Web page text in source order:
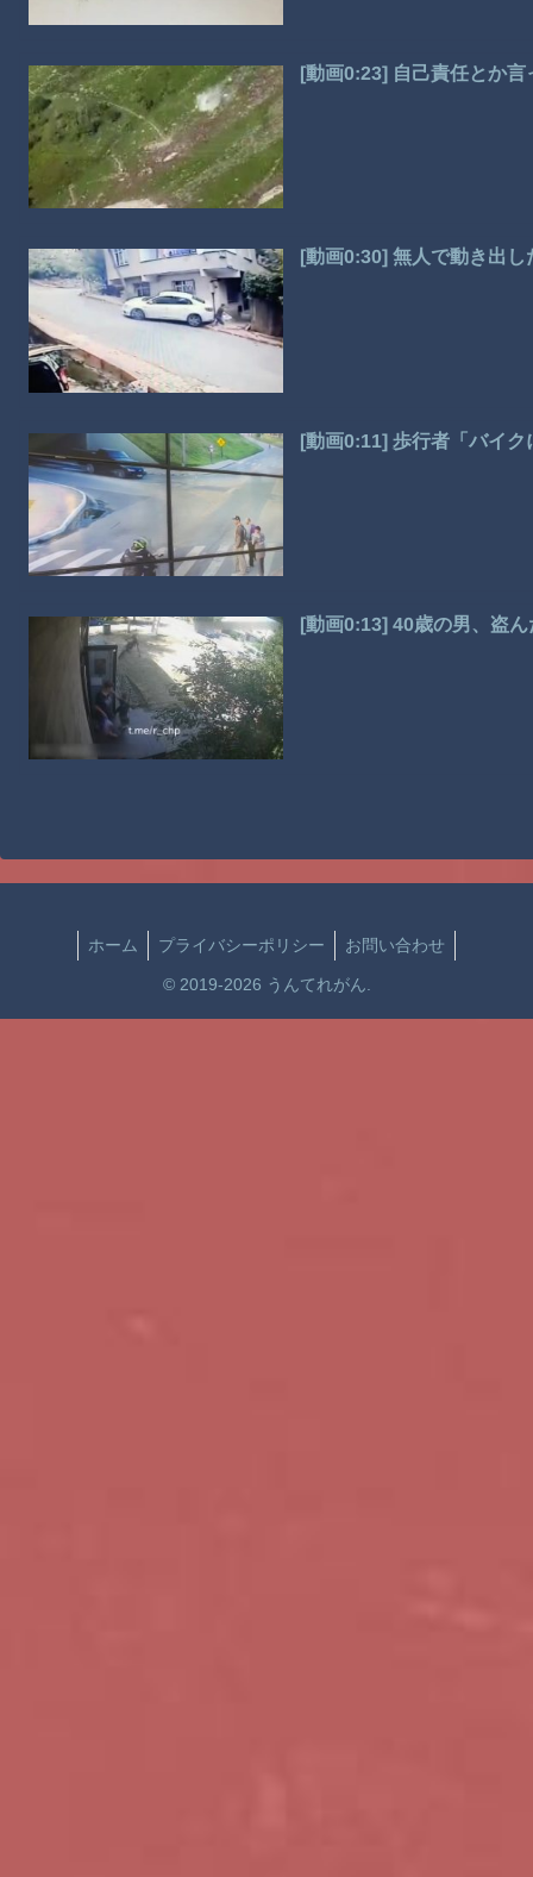
[動画0:23] 自己責任とか
[動画0:30] 無人で動き出
[動画0:11] 歩行者「バイ
[動画0:13] 40歳の男、盗
ホーム プライバシーポリシー お問い合わせ
© 2019-2026 うんてれがん.